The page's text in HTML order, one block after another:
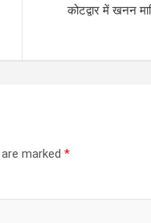
कोटद्वार में खनन
marked *